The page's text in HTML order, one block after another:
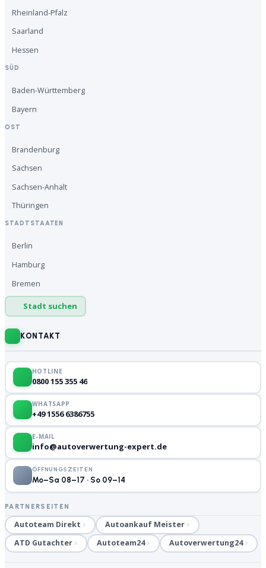
Rheinland-Pfalz
Saarland
Hessen
SÜD
Baden-Württemberg
Bayern
OST
Brandenburg
Sachsen
Sachsen-Anhalt
Thüringen
STADTSTAATEN
Berlin
Hamburg
Bremen
Stadt suchen
KONTAKT
HOTLINE
0800 155 355 46
WHATSAPP
+49 1556 6386755
E-MAIL
info@autoverwertung-expert.de
ÖFFNUNGSZEITEN
Mo–Sa 08–17 · So 09–14
PARTNERSEITEN
Autoteam Direkt
Autoankauf Meister
ATD Gutachter
Autoteam24 Autoverwertung24